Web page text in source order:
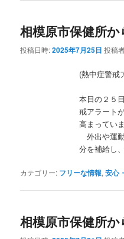
相模原市保健所
投稿日時:2025年7月25日 投稿
(熱中症警戒
本日の２５
戒アラート
高まっていま
外出や運
分を補給し
カテゴリー: フリーな情報,安心
相模原市保健所